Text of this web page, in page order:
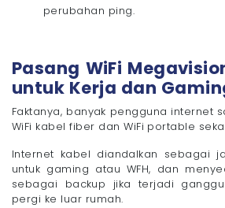
perubahan ping.
Pasang WiFi
untuk Kerja dan
Faktanya, banyak pengguna internet
WiFi kabel fiber dan WiFi portable
Internet kabel diandalkan sebagai
untuk gaming atau WFH, dan
sebagai backup jika terjadi
pergi ke luar rumah.